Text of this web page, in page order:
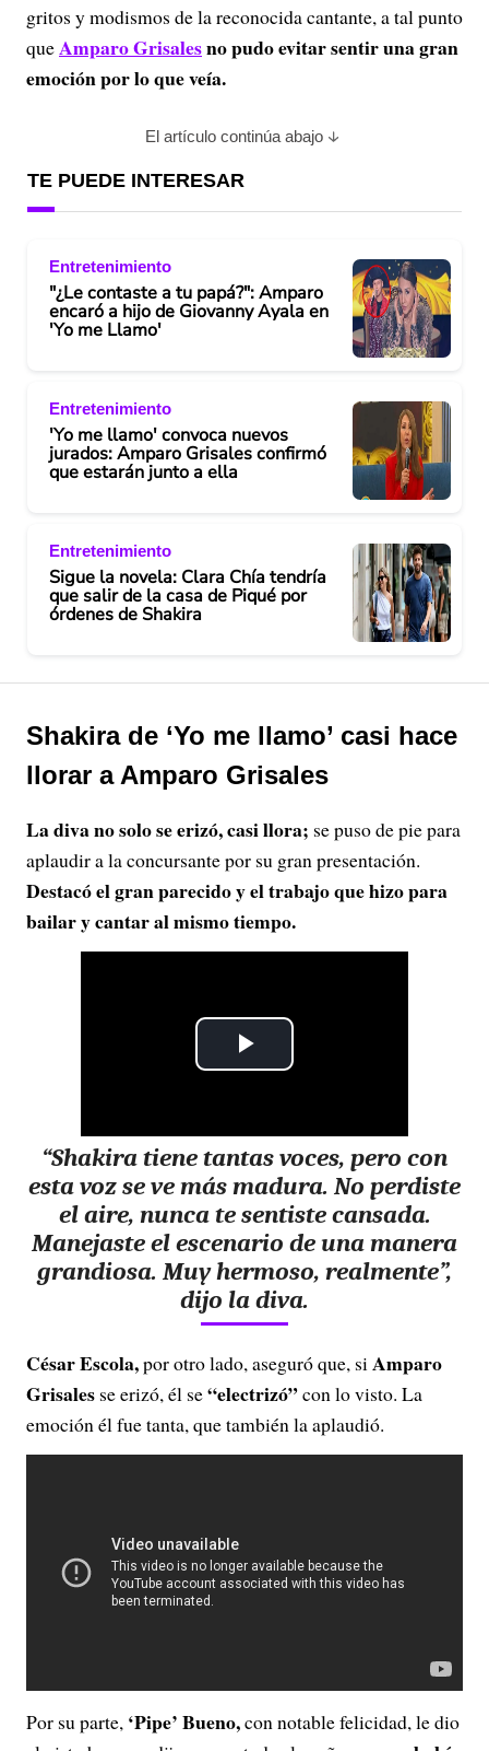
gritos y modismos de la reconocida cantante, a tal punto
queAmparo Grisalesno pudo evitar sentir una gran
emoción por lo que veía.
El artículo continúa abajo
TE PUEDE INTERESAR
Entretenimiento
"¿Le contaste a tu papá?": Amparo
encaró a hijo de Giovanny Ayala en
'Yo me Llamo'
Entretenimiento
'Yo me llamo' convoca nuevos
jurados: Amparo Grisales confirmó
que estarán junto a ella
Entretenimiento
Sigue la novela: Clara Chía tendría
que salir de la casa de Piqué por
órdenes de Shakira
Shakira de ‘Yo me llamo’ casi hace
llorar a Amparo Grisales
La diva no solo se erizó, casi llora; se puso de pie para
aplaudir a la concursante por su gran presentación.
Destacó el gran parecido y el trabajo que hizo para
bailar y cantar al mismo tiempo.
P
a
y
V
i
d
e
o
“Shakira tiene tantas voces, pero con
esta voz se ve más madura. No perdiste
el aire, nunca te sentiste cansada.
Manejaste el escenario de una manera
grandiosa. Muy hermoso, realmente”,
dijo la diva.
César Escola,por otro lado, aseguró que, siAmparo
Grisales se erizó, él se“electrizó”con lo visto. La
emoción él fue tanta, que también la aplaudió.
Por su parte, ‘Pipe’ Bueno,con notable felicidad, le dio